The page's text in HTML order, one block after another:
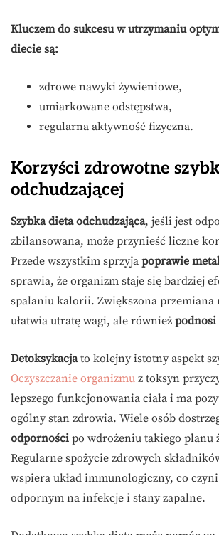
Kluczem do sukcesu w utrzymaniu
diecie są:
zdrowe nawyki żywieniowe,
umiarkowane odstępstwa,
regularna aktywność fizyczna.
Korzyści zdrowotne
odchudzającej
Szybka dieta odchudzająca, jeśli jest
zbilansowana, może przynieść liczne
Przede wszystkim sprzyja poprawie
sprawia, że organizm staje się bardziej
spalaniu kalorii. Zwiększona
ułatwia utratę wagi, ale również podnosi
Detoksykacjato kolejny istotny aspekt
Oczyszczanie organizmu z toksyn
lepszego funkcjonowania ciała i ma
ogólny stan zdrowia. Wiele osób
odporności po wdrożeniu takiego planu
Regularne spożycie zdrowych
wspiera układ immunologiczny, co
odpornym na infekcje i stany zapalne.